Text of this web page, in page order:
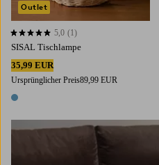
SISAL Tischlampe
35,99 EUR
Ursprünglicher Preis89,99 EUR
1 Farbe
5,0 basierend auf 1 Bewertungen
5,0 (1)
Outlet